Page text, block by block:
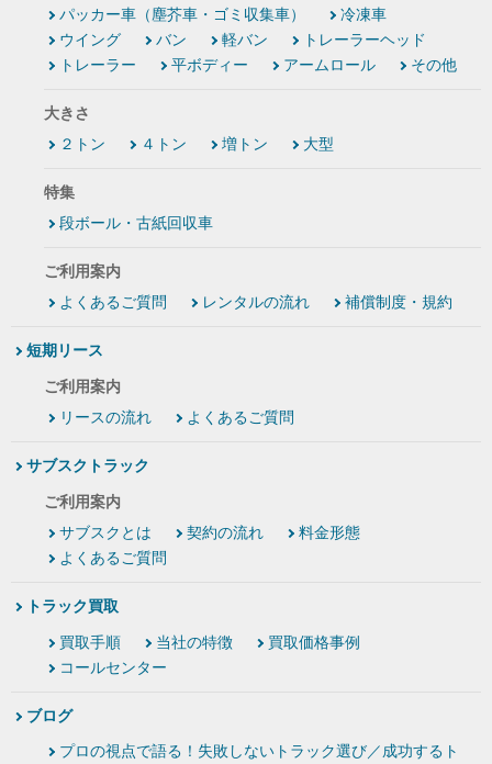
パッカー車（塵芥車・ゴミ収集車）
冷凍車
ウイング
バン 軽バン
トレーラーヘッド
トレーラー
平ボディー アームロール その他
大きさ
２トン
４トン 増トン 大型
特集
段ボール・古紙回収車
ご利用案内
よくあるご質問
レンタルの流れ 補償制度・規約
短期リース
ご利用案内
リースの流れ
よくあるご質問
サブスクトラック
ご利用案内
サブスクとは
契約の流れ
料金形態
よくあるご質問
トラック買取
買取手順 当社の特徴
買取価格事例
コールセンター
ブログ
プロの視点で語る！失敗しないトラック選び／成功するト